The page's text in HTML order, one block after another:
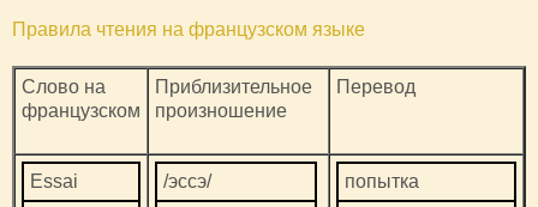
Правила чтения на французском языке
Слово на
французском
Приблизительное
произношение
Перевод
Essai
/эссэ/
попытка